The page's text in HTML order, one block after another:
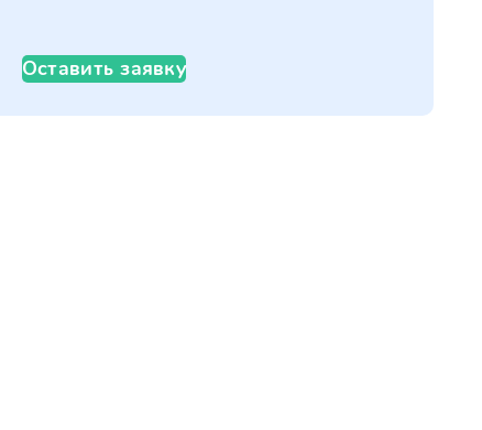
Оставить заявку